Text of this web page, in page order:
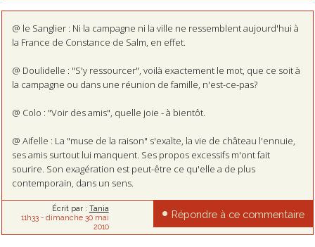
@ le Sanglier : Ni la campagne ni la ville ne ressemblent aujourd'hui à
la France de Constance de Salm, en effet.
@ Doulidelle : "S'y ressourcer", voilà exactement le mot, que ce soit à
la campagne ou dans une réunion de famille, n'est-ce-pas?
@ Colo : "Voir des amis", quelle joie - à bientôt.
@ Aifelle : La "muse de la raison" s'exalte, la vie de château l'ennuie,
ses amis surtout lui manquent. Ses propos excessifs m'ont fait
sourire. Son exagération est peut-être ce qu'elle a de plus
contemporain, dans un sens.
Écrit par : Tania
11h33- dimanche 30 mai
2010
Répondre à ce commentaire